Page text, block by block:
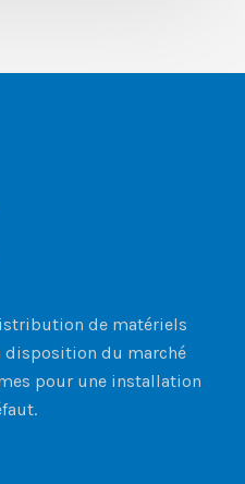
de matériels
disposition du marché
pour une installation